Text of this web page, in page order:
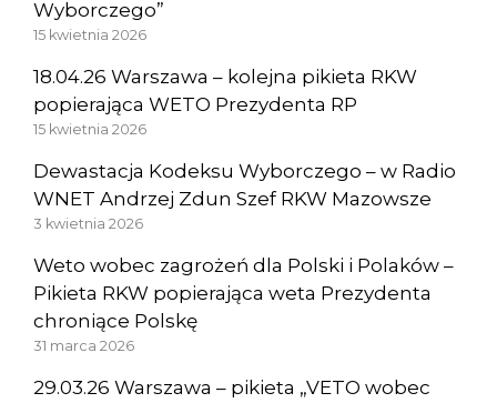
Wyborczego”
15 kwietnia 2026
18.04.26 Warszawa – kolejna pikieta RKW
popierająca WETO Prezydenta RP
15 kwietnia 2026
Dewastacja Kodeksu Wyborczego – w Radio
WNET Andrzej Zdun Szef RKW Mazowsze
3 kwietnia 2026
Weto wobec zagrożeń dla Polski i Polaków –
Pikieta RKW popierająca weta Prezydenta
chroniące Polskę
31 marca 2026
29.03.26 Warszawa – pikieta „VETO wobec